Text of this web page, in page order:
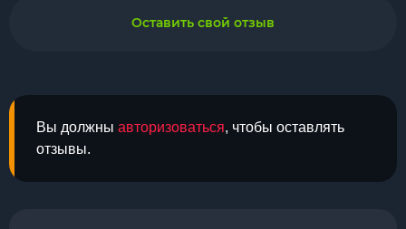
Вы должны авторизоваться, чтобы оставлять
отзывы.
Оставить свой отзыв